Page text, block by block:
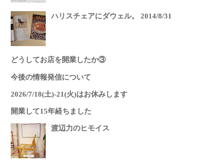
ハリスチェアにダウェル。 2014/8/31
どうしてお店を開業したか③
今後の情報発信について
2026/7/18(土)-21(火)はお休みします
開業して15年経ちました
渡辺力のヒモイス